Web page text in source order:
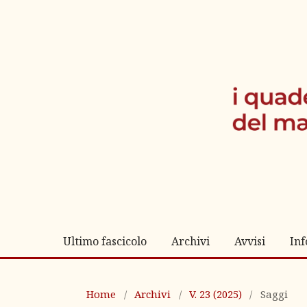
Ultimo fascicolo Archivi Avvisi
Home / Archivi / V. 23 (2025) / Saggi